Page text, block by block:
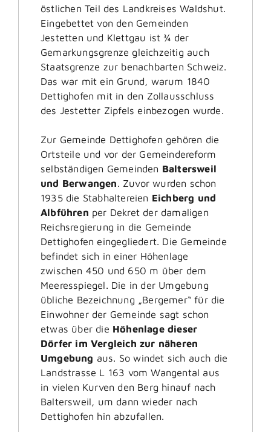
östlichen Teil des Landkreises Waldshut.
Eingebettet von den Gemeinden
Jestetten und Klettgau ist ¾ der
Gemarkungsgrenze gleichzeitig auch
Staatsgrenze zur benachbarten Schweiz.
Das war mit ein Grund, warum 1840
Dettighofen mit in den Zollausschluss
des Jestetter Zipfels einbezogen wurde.
Zur Gemeinde Dettighofen gehören die
Ortsteile und vor der Gemeindereform
selbständigen Gemeinden Baltersweil
und Berwangen . Zuvor wurden schon
1935 die Stabhaltereien Eichberg und
Albführen per Dekret der damaligen
Reichsregierung in die Gemeinde
Dettighofen eingegliedert. Die Gemeinde
befindet sich in einer Höhenlage
zwischen 450 und 650 m über dem
Meeresspiegel. Die in der Umgebung
übliche Bezeichnung „Bergemer“ für die
Einwohner der Gemeinde sagt schon
etwas über die Höhenlage dieser
Dörfer im Vergleich zur näheren
Umgebung aus. So windet sich auch die
Landstrasse L 163 vom Wangental aus
in vielen Kurven den Berg hinauf nach
Baltersweil, um dann wieder nach
Dettighofen hin abzufallen.